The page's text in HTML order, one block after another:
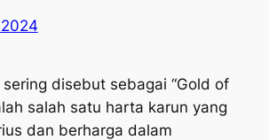
sering disebut sebagai “Gold of
salah satu harta karun yang
dan berharga dalam